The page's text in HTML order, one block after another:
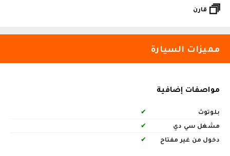
قارن
مميزات السيارة
مواصفات إضافية
بلوتوث
✔
مشغل سي دي
✔
دخول من غير مفتاح
✔